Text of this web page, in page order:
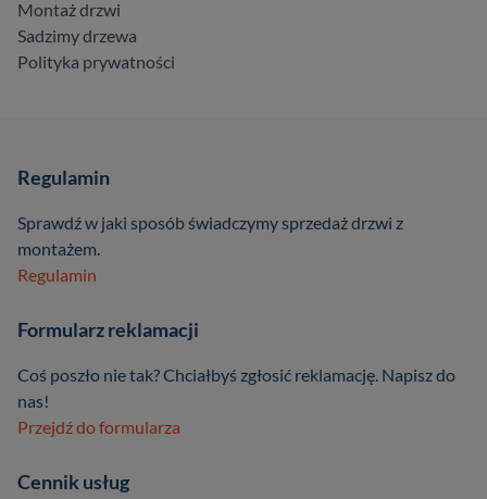
Montaż drzwi
Sadzimy drzewa
Polityka prywatności
Regulamin
Sprawdź w jaki sposób świadczymy sprzedaż drzwi z
montażem.
Regulamin
Formularz reklamacji
Coś poszło nie tak? Chciałbyś zgłosić reklamację. Napisz do
nas!
Przejdź do formularza
Cennik usług